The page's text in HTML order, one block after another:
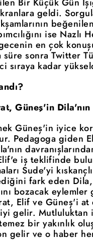
geldi.
ise
en çok
süre sonra Twitter
sıraya kadar
Güneş'in
Güneş'in iyice
Pedagoga giden
iş teklifinde
Sude'yi
fark eden
bozacak
Elif ve Güneş'i
iyi gelir. Mutluluktan
bir yakınlık
gelir ve o haber